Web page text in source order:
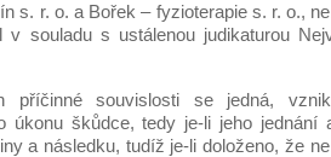
s. r. o. a Bořek – fyzioterapie s. r. o.,
v souladu s ustálenou judikaturou
příčinné souvislosti se jedná,
úkonu škůdce, tedy je-li jeho jednání
a následku, tudíž je-li doloženo, že